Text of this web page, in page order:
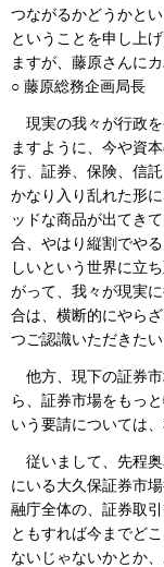
つながるかどうかと
ということを申し上
ますが、藤原さんに
○ 藤原総務企画局長
現実の我々が行政
ますように、今や資
行、証券、保険、信
かなり入り乱れた形
ッドな商品が出てき
合、やはり縦割でや
しいという世界に立
がって、我々が現実
合は、横断的にやら
つご認識いただきた
他方、現下の証券
ら、証券市場をもっ
いう要請については
従いまして、先程
にいる大久保証券市
融庁全体の、証券取
ともすれば今までど
ないじゃないかとか